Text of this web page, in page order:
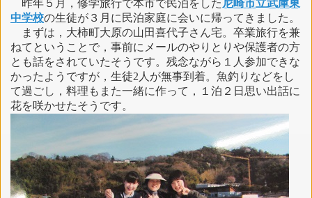
昨年５月，修学旅行で本市で民泊をした 尼崎市立武庫東
中学校の生徒が３月に民泊家庭に会いに帰ってきました。
まずは，大柿町大原の山田喜代子さん宅。卒業旅行を兼
ねてということで，事前にメールのやりとりや保護者の方
とも話をされていたそうです。残念ながら１人参加できな
かったようですが，生徒2人が無事到着。魚釣りなどをし
て過ごし，料理もまた一緒に作って，１泊２日思い出話に
花を咲かせたそうです。